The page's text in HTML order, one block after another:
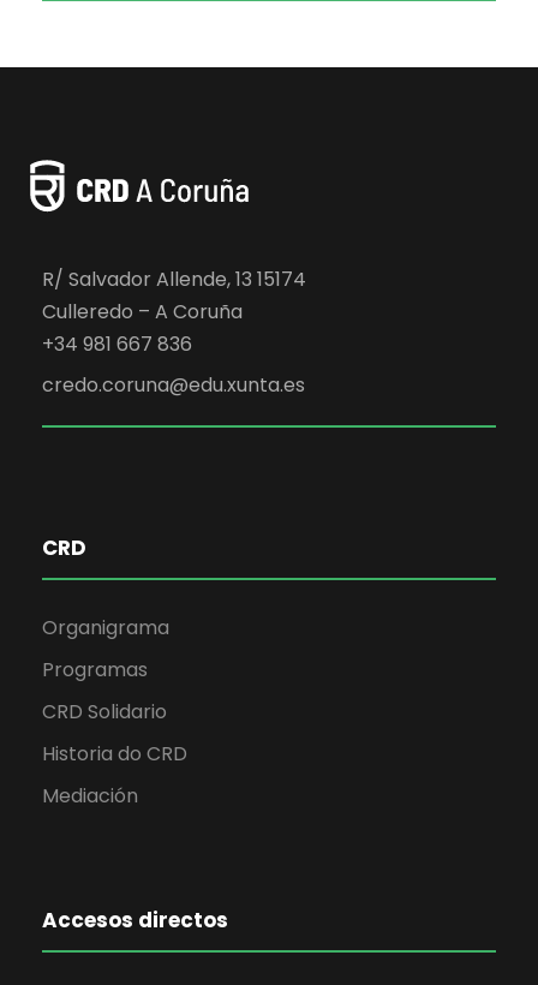
R/ Salvador Allende, 13 15174
Culleredo – A Coruña
+34 981 667 836
credo.coruna@edu.xunta.es
CRD
Organigrama
Programas
CRD Solidario
Historia do CRD
Mediación
Accesos directos